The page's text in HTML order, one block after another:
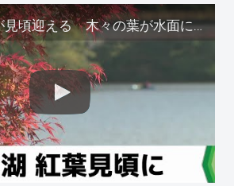
亀山湖で紅葉が見頃迎える 木々の葉が水面に映るスポットも 千葉・君津市（2025.11.19放送）